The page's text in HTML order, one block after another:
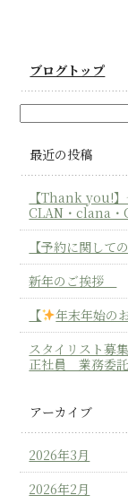
ブログトップ
最近の投稿
【Thank you!】
CLAN・clana・
【予約に関して
新年のご挨拶
【
年末年始の
スタイリスト
正社員 業務委託
アーカイブ
2026年3月
2026年2月